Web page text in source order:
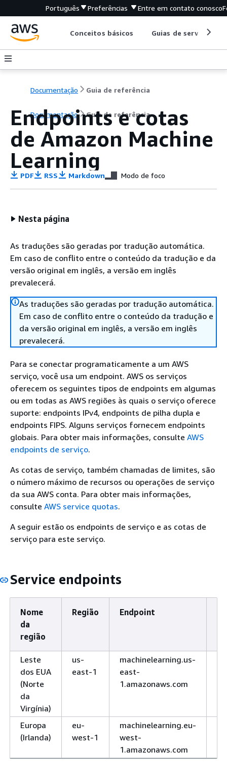
Português Preferências Entre em contato conosco
Conceitos básicos Guias de serviço
Documentação Guia de referência
Documentação Guia de referência
Endpoints e cotas
de Amazon Machine
Learning
PDF RSS Markdown Modo de foco
Nesta página
As traduções são geradas por tradução automática.
Em caso de conflito entre o conteúdo da tradução e da
versão original em inglês, a versão em inglês
prevalecerá.
As traduções são geradas por tradução automática.
Em caso de conflito entre o conteúdo da tradução e
da versão original em inglês, a versão em inglês
prevalecerá.
Para se conectar programaticamente a um AWS
serviço, você usa um endpoint. AWS os serviços
oferecem os seguintes tipos de endpoints em algumas
ou em todas as AWS regiões às quais o serviço oferece
suporte: endpoints IPv4, endpoints de pilha dupla e
endpoints FIPS. Alguns serviços fornecem endpoints
globais. Para obter mais informações, consulte AWS
endpoints de serviço.
As cotas de serviço, também chamadas de limites, são
o número máximo de recursos ou operações de serviço
da sua AWS conta. Para obter mais informações,
consulte AWS service quotas.
A seguir estão os endpoints de serviço e as cotas de
serviço para este serviço.
Service endpoints
Nome
da
região
Região Endpoint
Leste
dos EUA
(Norte
da
Virgínia)
us-
east-1
machinelearning.us-
east-
1.amazonaws.com
Europa
(Irlanda)
eu-
west-1
machinelearning.eu-
west-
1.amazonaws.com